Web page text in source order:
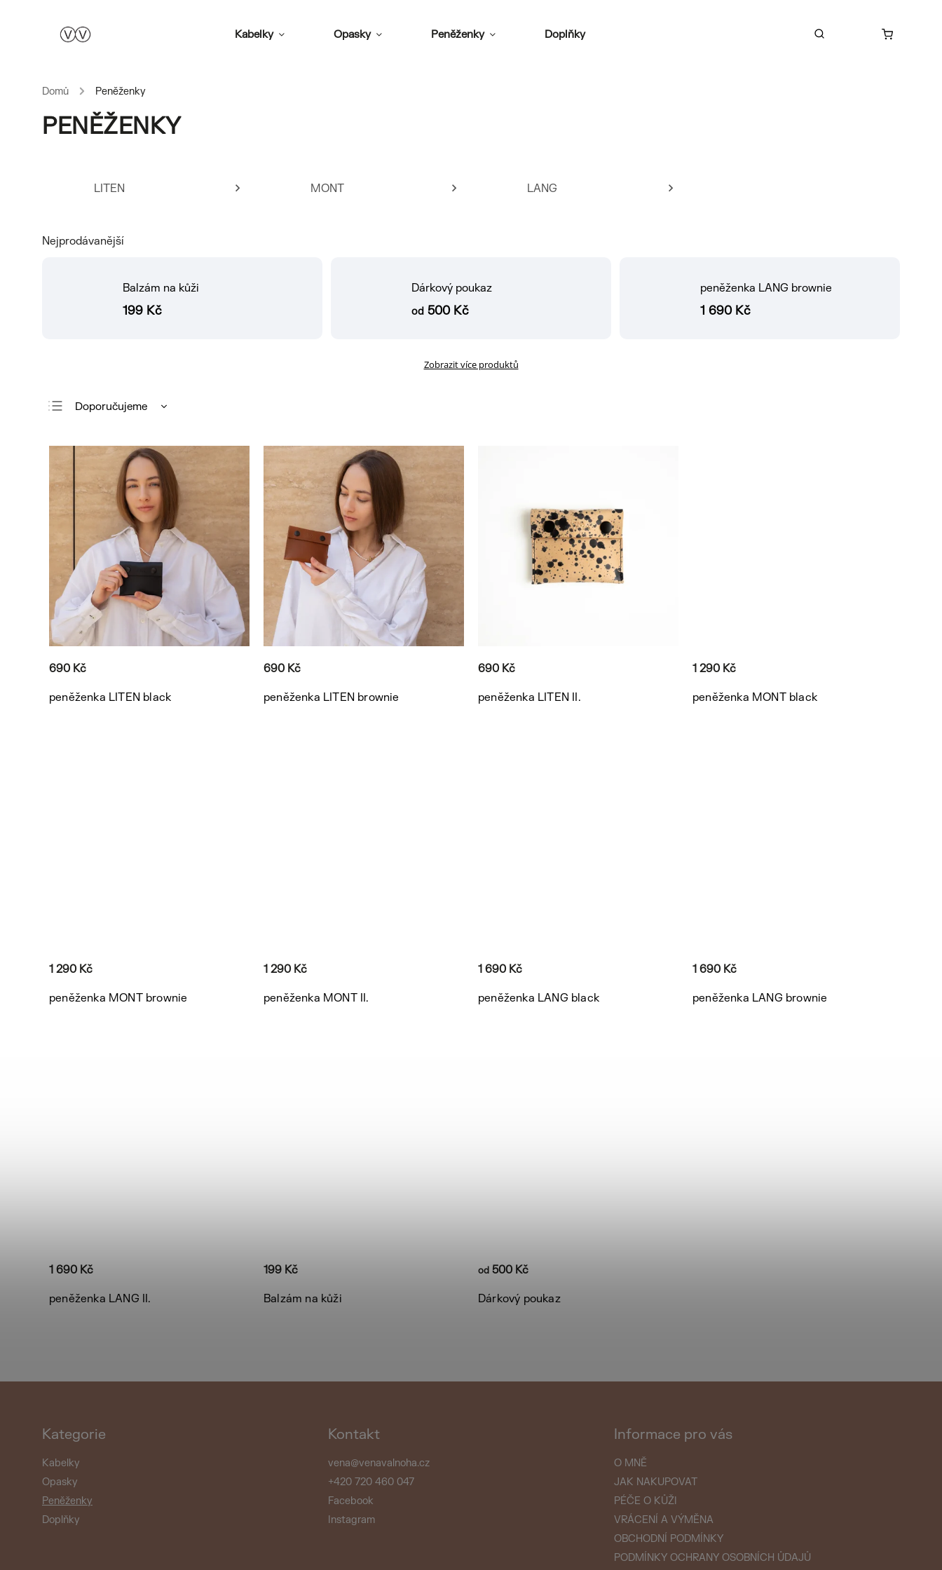
Kabelky Opasky Peněženky Doplňky
Domů / Peněženky
PENĚŽENKY
LITEN MONT LANG
Nejprodávanější
Balzám na kůži
199 Kč
Dárkový poukaz
od 500 Kč
peněženka LANG brownie
1 690 Kč
Zobrazit více produktů
Doporučujeme
Nejdražší
Nejprodávanější
Abecedně
peněženka LITEN black
690 Kč
peněženka LITEN brownie
690 Kč
peněženka LITEN II.
690 Kč
peněženka MONT black
1 290 Kč
peněženka MONT brownie
1 290 Kč
peněženka MONT II.
1 290 Kč
peněženka LANG black
1 690 Kč
peněženka LANG brownie
1 690 Kč
peněženka LANG II.
1 690 Kč
Balzám na kůži
199 Kč
Dárkový poukaz
od 500 Kč
Kategorie
Kabelky
Opasky
Peněženky
Doplňky
Kontakt
vena@venavalnoha.cz
+420 720 460 047
Facebook
Instagram
Informace pro vás
O MNĚ
JAK NAKUPOVAT
PÉČE O KŮŽI
VRÁCENÍ A VÝMĚNA
OBCHODNÍ PODMÍNKY
PODMÍNKY OCHRANY OSOBNÍCH ŮDAJŮ